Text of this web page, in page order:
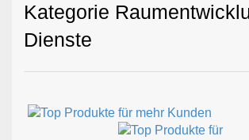
Kategorie
Dienste